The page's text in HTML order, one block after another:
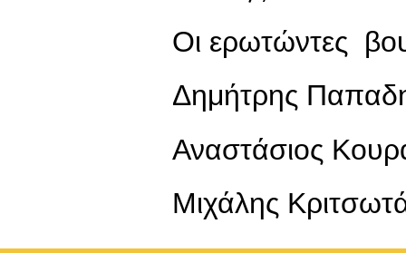
Οι ερωτώντες
Δημήτρης
Αναστάσιος
Μιχάλης